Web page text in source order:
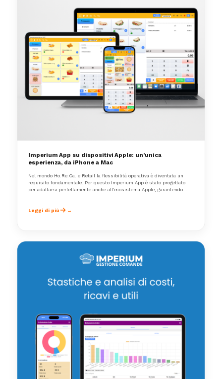
Imperium App su dispositivi Apple: un’unica
esperienza, da iPhone a Mac
Nel mondo Ho.Re.Ca. e Retail la flessibilità operativa è diventata un
requisito fondamentale. Per questo Imperium App è stato progettato
per adattarsi perfettamente anche all’ecosistema Apple, garantendo
Leggi di più